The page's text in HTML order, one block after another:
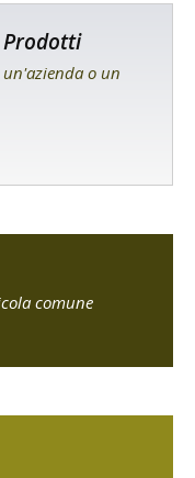
Prodotti
o un
comune